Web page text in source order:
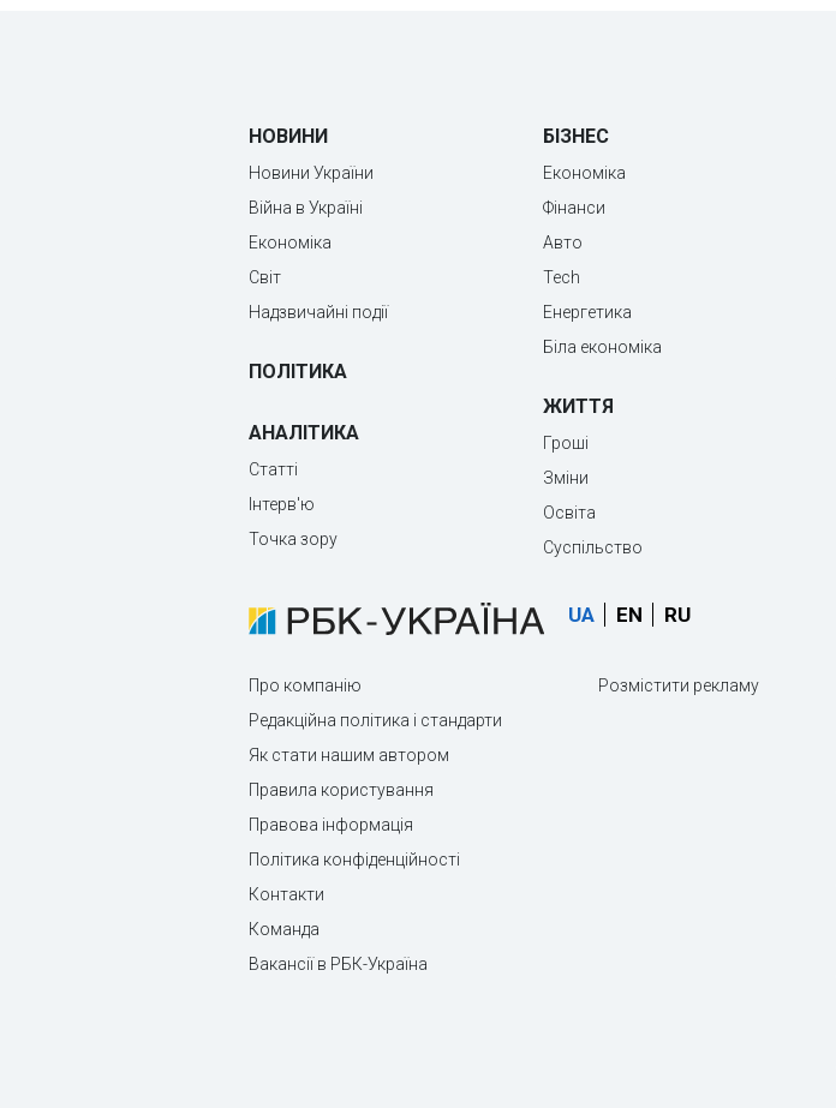
НОВИНИ
Новини України
Війна в Україні
Економіка
Світ
Надзвичайні події
ПОЛІТИКА
АНАЛІТИКА
Статті
Інтерв'ю
Точка зору
БІЗНЕС
Економіка
Фінанси
Авто
Tech
Енергетика
Біла економіка
ЖИТТЯ
Гроші
Зміни
Освіта
Суспільство
UA EN RU
Про компанію
Редакційна політика і стандарти
Як стати нашим автором
Правила користування
Правова інформація
Політика конфіденційності
Контакти
Команда
Вакансії в РБК-Україна
Розмістити рекламу